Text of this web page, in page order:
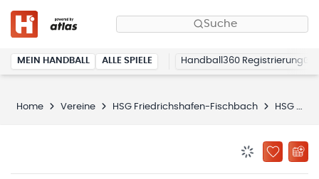
Suche
MEIN HANDBALL ALLE SPIELE Handball360 Registrierung
Home Vereine HSG Friedrichshafen-Fischbach HSG Friedrichshafen-Fischbach 2
ZU